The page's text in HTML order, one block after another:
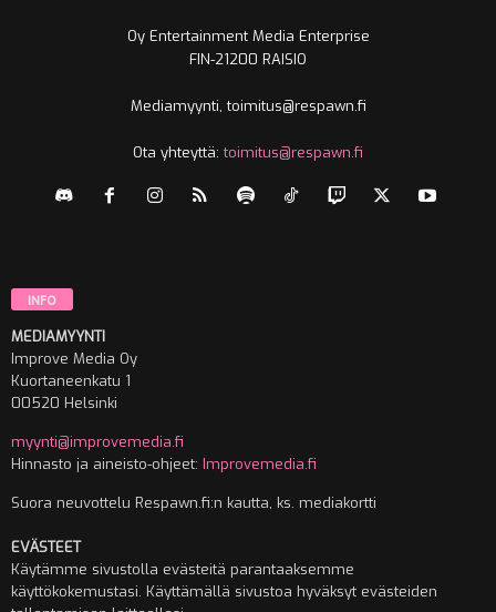
Oy Entertainment Media Enterprise
FIN-21200 RAISIO
Mediamyynti, toimitus@respawn.fi
Ota yhteyttä:toimitus@respawn.fi
INFO
MEDIAMYYNTI
Improve Media Oy
Kuortaneenkatu 1
00520 Helsinki
myynti@improvemedia.fi
Hinnasto ja aineisto-ohjeet: Improvemedia.fi
Suora neuvottelu Respawn.fi:n kautta, ks. mediakortti
EVÄSTEET
Käytämme sivustolla evästeitä parantaaksemme
käyttökokemustasi. Käyttämällä sivustoa hyväksyt evästeiden